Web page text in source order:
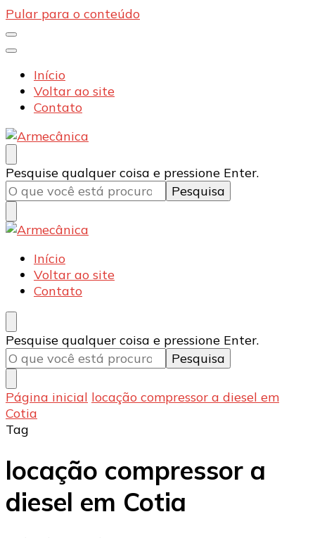
Pular para o conteúdo
Início
Voltar ao site
Contato
Armecânica
Blog
Procurando
algo?
Pesquise qualquer coisa e pressione Enter.
Armecânica
Blog
Início
Voltar ao site
Contato
Procurando
algo?
Pesquise qualquer coisa e pressione Enter.
Página inicial locação compressor a diesel em
Cotia
Tag
locação compressor a
diesel em Cotia